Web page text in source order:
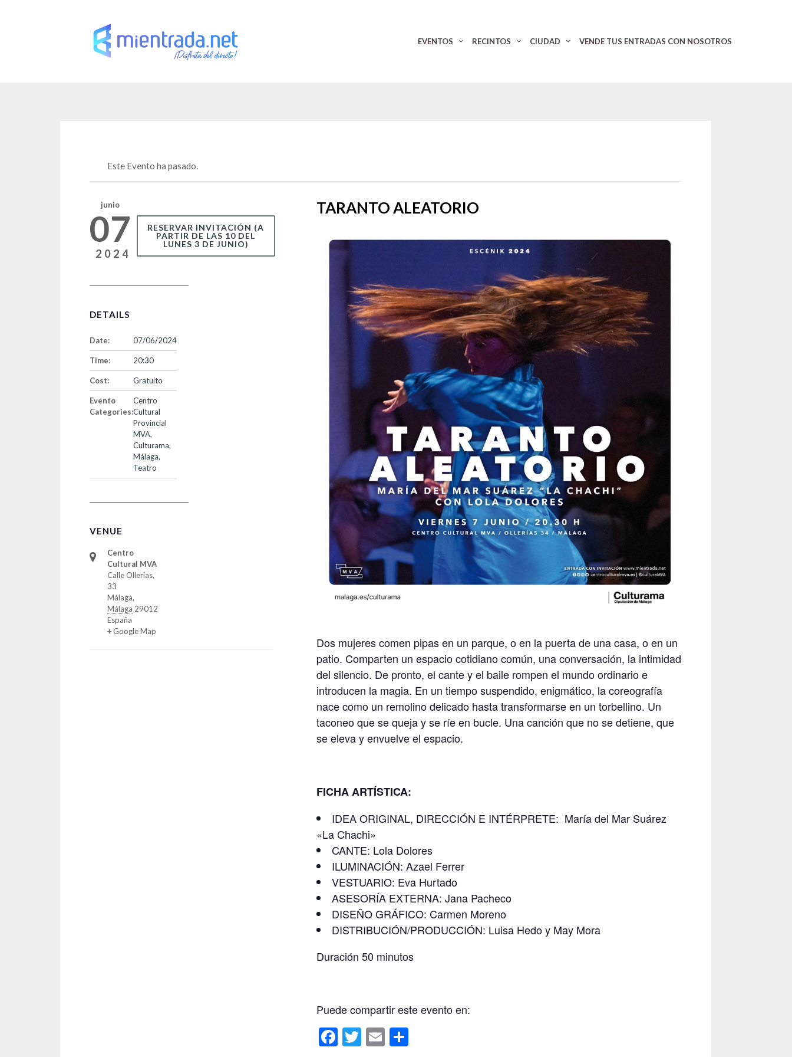
EVENTOS RECINTOS CIUDAD VENDE TUS ENTRADAS CON NOSOTROS
Este Evento ha pasado.
TARANTO ALEATORIO
Dos mujeres comen pipas en un parque, o en la puerta de una casa, o en un
patio. Comparten un espacio cotidiano común, una conversación, la intimidad
del silencio. De pronto, el cante y el baile rompen el mundo ordinario e
introducen la magia. En un tiempo suspendido, enigmático, la coreografía
nace como un remolino delicado hasta transformarse en un torbellino. Un
taconeo que se queja y se ríe en bucle. Una canción que no se detiene, que
se eleva y envuelve el espacio.
FICHA ARTÍSTICA:
IDEA ORIGINAL, DIRECCIÓN E INTÉRPRETE: María del Mar Suárez
«La Chachi»
CANTE: Lola Dolores
ILUMINACIÓN: Azael Ferrer
VESTUARIO: Eva Hurtado
ASESORÍA EXTERNA: Jana Pacheco
DISEÑO GRÁFICO: Carmen Moreno
DISTRIBUCIÓN/PRODUCCIÓN: Luisa Hedo y May Mora
Duración 50 minutos
Puede compartir este evento en:
F T E C
junio
07
2024
RESERVAR INVITACIÓN (A
PARTIR DE LAS 10 DEL
LUNES 3 DE JUNIO)
DETAILS
Date: 07/06/2024
Time: 20:30
Cost: Gratuito
Evento
Categories:
Centro
Cultural
Provincial
MVA,
Culturama,
Málaga,
Teatro
VENUE
Centro
Cultural MVA
Calle Ollerías,
33
Málaga,
Málaga 29012
España
+ Google Map